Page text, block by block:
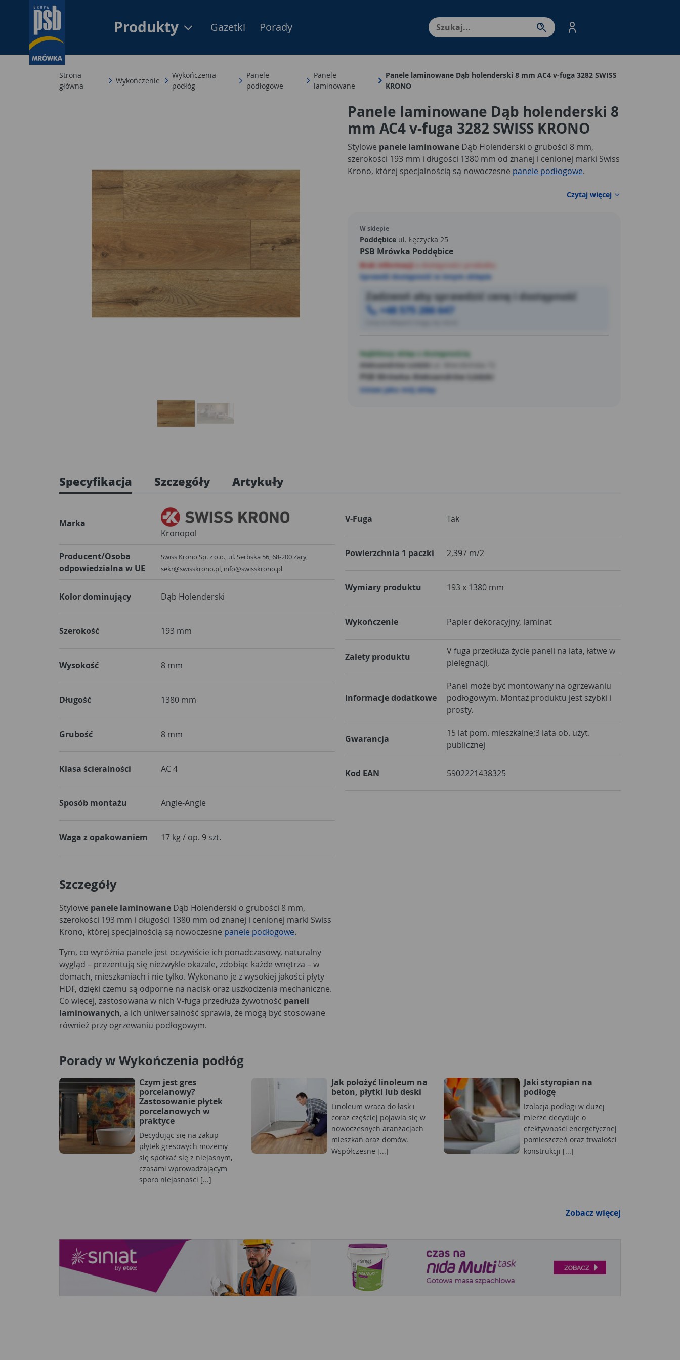
Produkty Menu Produktów, nawigacja: Enter - przejdź do strony produktów. Spacja – otwórz/
Gazetki Porady
Strona
główna
Wykończenie
Wykończenia
podłóg
Panele
podłogowe
Panele
laminowane
Panele laminowane Dąb holenderski 8 mm AC4 v-fuga 3282 SWISS
KRONO
Panele laminowane Dąb holenderski 8
mm AC4 v-fuga 3282 SWISS KRONO
Stylowe panele laminowane Dąb Holenderski o grubości 8 mm,
szerokości 193 mm i długości 1380 mm od znanej i cenionej marki Swiss
Krono, której specjalnością są nowoczesne panele podłogowe.
Czytaj więcej
W sklepie
Poddębice ul. Łęczycka 25
PSB Mrówka Poddębice
Brak informacji
o dostępności produktu
Sprawdź dostępność w innym sklepie
Zadzwoń aby sprawdzić cenę i dostępność
+48 575 286 647
Najbliższy sklep z dostępnością
Aleksandrów Łódzki
PSB Mrówka Aleksandrów Łódzki
Ustaw jako mój sklep
Specyfikacja Szczegóły Artykuły
Marka
Kronopol
Producent/Osoba
odpowiedzialna w UE
Swiss Krono Sp. z o.o., ul. Serbska 56, 68-200 Żary,
sekr@swisskrono.pl, info@swisskrono.pl
Kolor dominujący Dąb Holenderski
Szerokość 193 mm
Wysokość 8 mm
Długość 1380 mm
Grubość 8 mm
Klasa ścieralności AC 4
Sposób montażu Angle-Angle
Waga z opakowaniem 17 kg / op. 9 szt.
V-Fuga Tak
Powierzchnia 1 paczki 2,397 m/2
Wymiary produktu 193 x 1380 mm
Wykończenie Papier dekoracyjny, laminat
Zalety produktu
V fuga przedłuża życie paneli na lata, łatwe w
pielęgnacji,
Informacje dodatkowe
Panel może być montowany na ogrzewaniu
podłogowym. Montaż produktu jest szybki i
prosty.
Gwarancja
15 lat pom. mieszkalne;3 lata ob. użyt.
publicznej
Kod EAN 5902221438325
Szczegóły
Stylowe panele laminowane Dąb Holenderski o grubości 8 mm,
szerokości 193 mm i długości 1380 mm od znanej i cenionej marki Swiss
Krono, której specjalnością są nowoczesne panele podłogowe.
Tym, co wyróżnia panele jest oczywiście ich ponadczasowy, naturalny
wygląd – prezentują się niezwykle okazale, zdobiąc każde wnętrza – w
domach, mieszkaniach i nie tylko. Wykonano je z wysokiej jakości płyty
HDF, dzięki czemu są odporne na nacisk oraz uszkodzenia mechaniczne.
Co więcej, zastosowana w nich V-fuga przedłuża żywotność paneli
laminowanych, a ich uniwersalność sprawia, że mogą być stosowane
również przy ogrzewaniu podłogowym.
Porady w Wykończenia podłóg
Czym jest gres
porcelanowy?
Zastosowanie płytek
porcelanowych w
praktyce
Decydując się na zakup
płytek gresowych możemy
się spotkać się z niejasnym,
czasami wprowadzającym
sporo niejasności [...]
Jak położyć linoleum na
beton, płytki lub deski
Linoleum wraca do łask i
coraz częściej pojawia się w
nowoczesnych aranżacjach
mieszkań oraz domów.
Współczesne [...]
Jaki styropian na
podłogę
Izolacja podłogi w dużej
mierze decyduje o
efektywności energetycznej
pomieszczeń oraz trwałości
konstrukcji [...]
Zobacz więcej